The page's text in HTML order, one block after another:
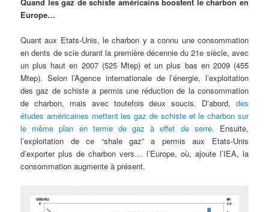
Quand les gaz de schiste américains boostent le charbon en
Europe…
Quant aux Etats-Unis, le charbon y a connu une consommation
en dents de scie durant la première décennie du 21e siècle, avec
un plus haut en 2007 (525 Mtep) et un plus bas en 2009 (455
Mtep). Selon l’Agence internationale de l’énergie, l’exploitation
des gaz de schiste a permis une réduction de la consommation
de charbon, mais avec toutefois deux soucis. D’abord, des
études américaines mettent les gaz de schiste et le charbon sur
le même plan en terme de gaz à effet de serre. Ensuite,
l’exploitation de ce “shale gaz” a permis aux Etats-Unis
d’exporter plus de charbon vers… l’Europe, où, ajoute l’IEA, la
consommation augmente à présent.